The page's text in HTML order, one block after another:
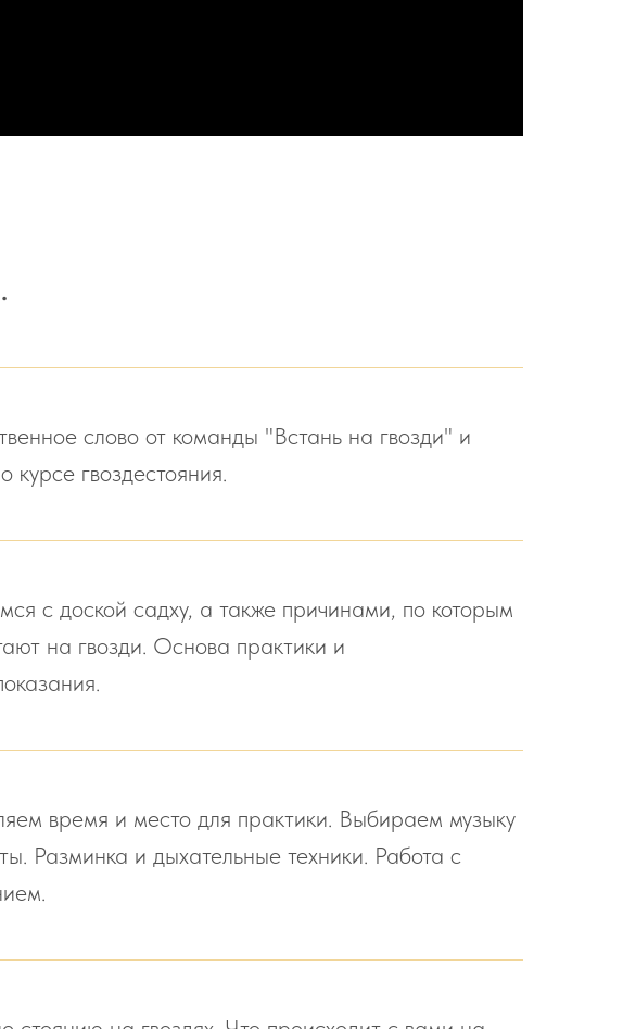
.
слово от команды "Встань на гвозди" и
курсе гвоздестояния.
с доской садху, а также причинами, по которым
на гвозди. Основа практики и
время и место для практики. Выбираем музыку
Разминка и дыхательные техники. Работа с